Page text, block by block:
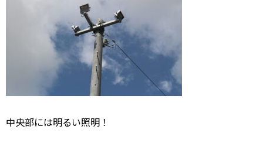
中央部には明るい照明！